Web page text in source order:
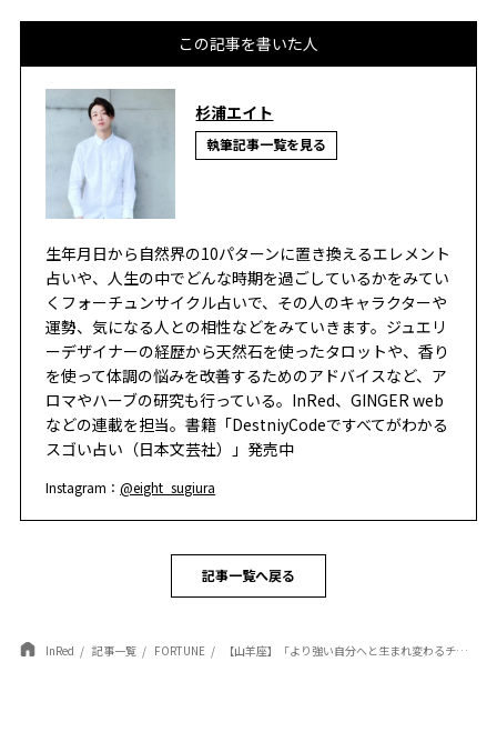
この記事を書いた人
杉浦エイト
執筆記事一覧を見る
生年月日から自然界の10パターンに置き換えるエレメント
占いや、人生の中でどんな時期を過ごしているかをみてい
くフォーチュンサイクル占いで、その人のキャラクターや
運勢、気になる人との相性などをみていきます。ジュエリ
ーデザイナーの経歴から天然石を使ったタロットや、香り
を使って体調の悩みを改善するためのアドバイスなど、ア
ロマやハーブの研究も行っている。InRed、GINGER web
などの連載を担当。書籍「DestniyCodeですべてがわかる
スゴい占い（日本文芸社）」発売中
Instagram：@eight_sugiura
記事一覧へ戻る
InRed 記事一覧 FORTUNE 【山羊座】「より強い自分へと生まれ変わるチャンス」杉浦エイトの幸運を呼ぶ12星座占い（4/7～5/6）